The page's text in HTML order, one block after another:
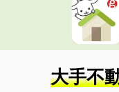
大手不